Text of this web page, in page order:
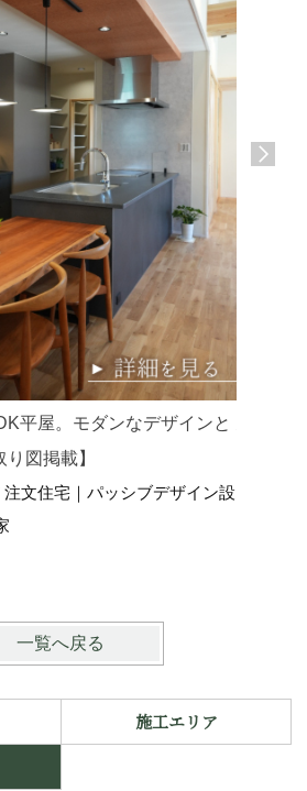
平屋。モダンなデザインと
図掲載】
文住宅｜パッシブデザイン設
一覧へ戻る
施工エリア